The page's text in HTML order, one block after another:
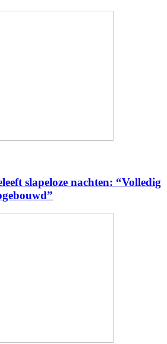
slapeloze nachten: “Volledig